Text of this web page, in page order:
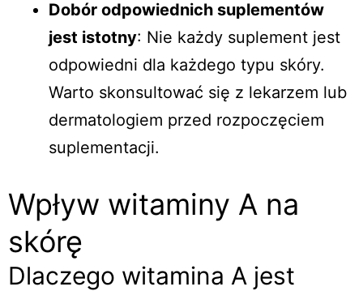
Dobór odpowiednich suplementów
jest istotny: Nie każdy suplement jest
odpowiedni dla każdego typu skóry.
Warto skonsultować się z lekarzem lub
dermatologiem przed rozpoczęciem
suplementacji.
Wpływ witaminy A na
skórę
Dlaczego witamina A jest